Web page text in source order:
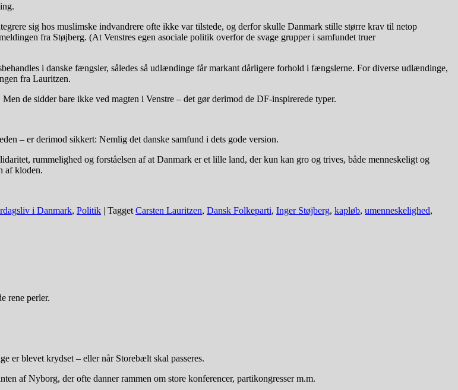
sig hos muslimske indvandrere ofte ikke var tilstede, og derfor skulle Danmark stille større krav til netop
fra Støjberg. (At Venstres egen asociale politik overfor de svage grupper i samfundet truer
i danske fængsler, således så udlændinge får markant dårligere forhold i fængslerne. For diverse udlændinge,
fra Lauritzen.
de sidder bare ikke ved magten i Venstre – det gør derimod de DF-inspirerede typer.
– er derimod sikkert: Nemlig det danske samfund i dets gode version.
rummelighed og forståelsen af at Danmark er et lille land, der kun kan gro og trives, både menneskeligt og
af kloden.
i Danmark, Politik | Tagget Carsten Lauritzen, Dansk Folkeparti, Inger Støjberg, kapløb, umenneskelighed,
rene perler.
er blevet krydset – eller når Storebælt skal passeres.
af Nyborg, der ofte danner rammen om store konferencer, partikongresser m.m.